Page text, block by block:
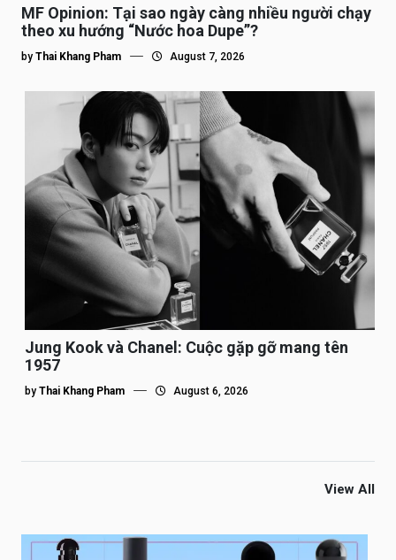
MF Opinion: Tại sao ngày càng nhiều người chạy
theo xu hướng “Nước hoa Dupe”?
by Thai Khang Pham August 7, 2026
Jung Kook và Chanel: Cuộc gặp gỡ mang tên
1957
by Thai Khang Pham August 6, 2026
View All